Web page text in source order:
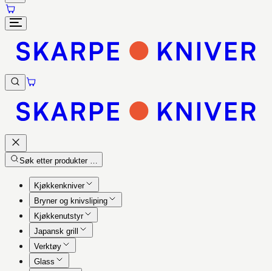
Søk etter produkter …
Kjøkkenkniver
Bryner og knivsliping
Kjøkkenutstyr
Japansk grill
Verktøy
Glass